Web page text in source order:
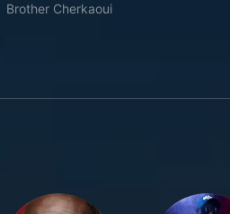
Brother Cherkaoui